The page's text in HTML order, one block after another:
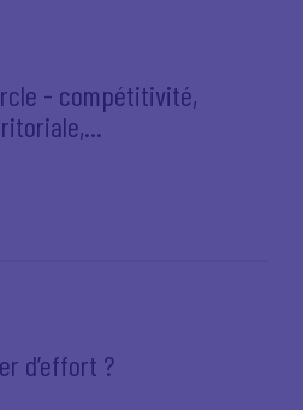
- compétitivité,
d’effort ?